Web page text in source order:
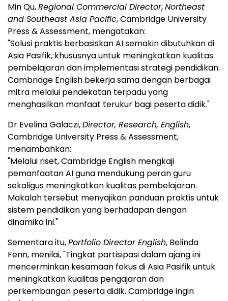
Min Qu,Regional Commercial Director,Northeast
and Southeast Asia Pacific, Cambridge University
Press & Assessment, mengatakan:
"Solusi praktis berbasiskan AI semakin dibutuhkan di
Asia Pasifik, khususnya untuk meningkatkan kualitas
pembelajaran dan implementasi strategi pendidikan.
Cambridge English bekerja sama dengan berbagai
mitra melalui pendekatan terpadu yang
menghasilkan manfaat terukur bagi peserta didik."
Dr Evelina Galaczi,Director, Research, English,
Cambridge University Press & Assessment,
menambahkan:
"Melalui riset, Cambridge English mengkaji
pemanfaatan AI guna mendukung peran guru
sekaligus meningkatkan kualitas pembelajaran.
Makalah tersebut menyajikan panduan praktis untuk
sistem pendidikan yang berhadapan dengan
dinamika ini."
Sementara itu,Portfolio Director English, Belinda
Fenn, menilai, "Tingkat partisipasi dalam ajang ini
mencerminkan kesamaan fokus di Asia Pasifik untuk
meningkatkan kualitas pengajaran dan
perkembangan peserta didik. Cambridge ingin